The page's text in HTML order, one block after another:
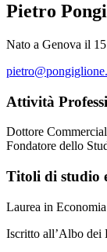
Pietro
Nato a Genova il
Attività
Dottore
Fondatore dello
Titoli di studio
Laurea in
Iscritto all’Albo dei